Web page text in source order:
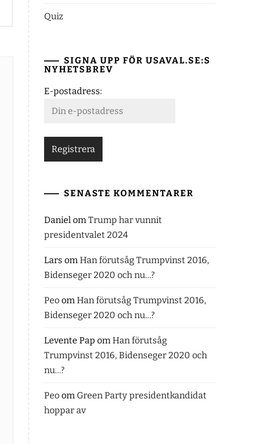
Quiz
SIGNA UPP FÖR USAVAL.SE:S
NYHETSBREV
E-postadress:
SENASTE KOMMENTARER
DanielomTrump har vunnit
presidentvalet 2024
Lars om Han förutsåg Trumpvinst 2016,
Bidenseger 2020 och nu…?
Peoom Han förutsåg Trumpvinst 2016,
Bidenseger 2020 och nu…?
Levente Pap om Han förutsåg
Trumpvinst 2016, Bidenseger 2020 och
nu…?
Peoom Green Party presidentkandidat
hoppar av